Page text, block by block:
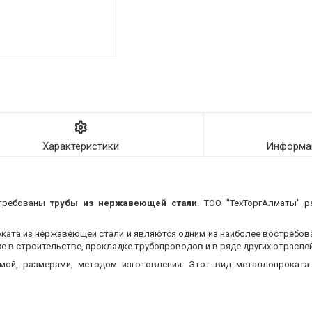
Характеристики
трубы из нержавеющей стали. ТОО "ТехТоргАлматы"
из нержавеющей стали и являются одним из наиболее
строительстве, прокладке трубопроводов и в ряде других
размерами, методом изготовления. Этот вид